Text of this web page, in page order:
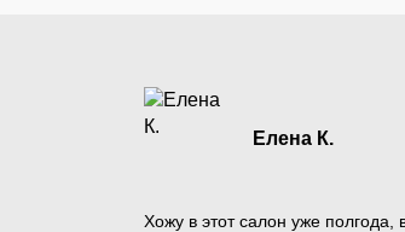
Елена К.
Хожу в этот салон уже полгода,